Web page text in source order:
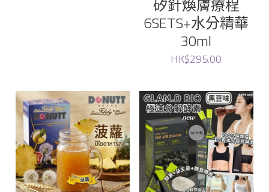
蟲草大王
donutt
七 色花
sliswiss
矽針煥膚療程
6SETS+水分精華
30ml
HK$295.00